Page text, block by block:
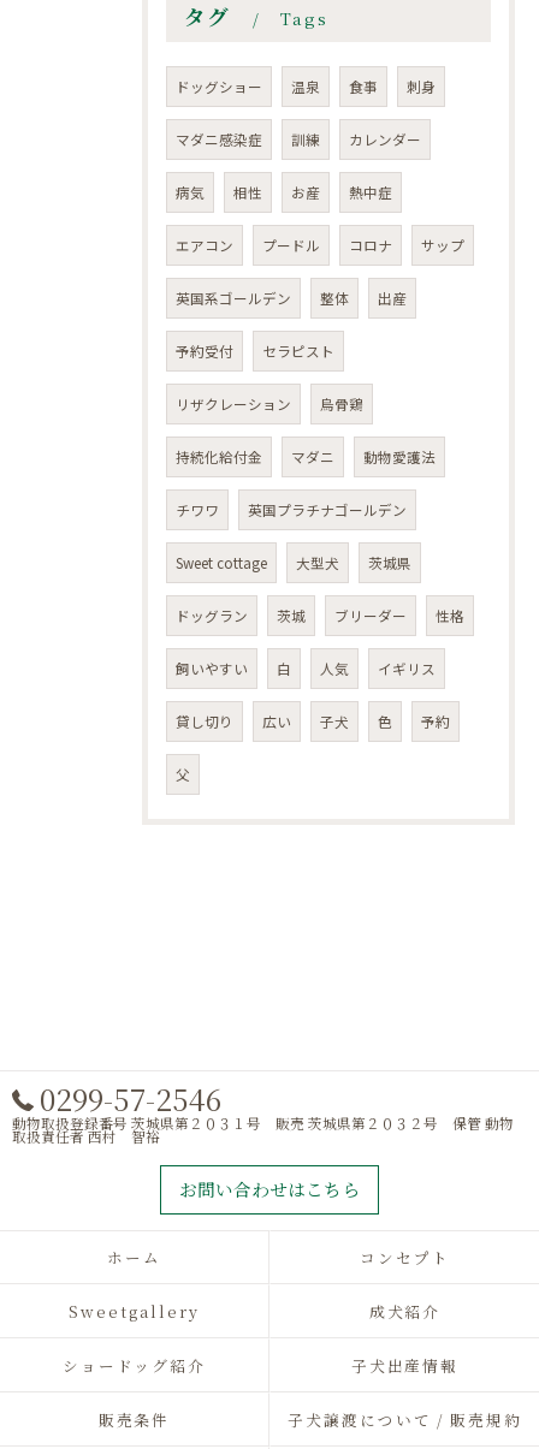
タグ Tags
ドッグショー 温泉 食事 刺身
マダニ感染症 訓練 カレンダー
病気 相性 お産 熱中症
エアコン プードル コロナ サップ
英国系ゴールデン 整体 出産
予約受付 セラピスト
リザクレーション 烏骨鶏
持続化給付金 マダニ 動物愛護法
チワワ 英国プラチナゴールデン
Sweet cottage 大型犬 茨城県
ドッグラン 茨城 ブリーダー 性格
飼いやすい 白 人気 イギリス
貸し切り 広い 子犬 色 予約
父
0299-57-2546
動物取扱登録番号 茨城県第２０３１号 販売 茨城県第２０３２号 保管 動物
取扱責任者 西村 智裕
お問い合わせはこちら
ホーム コンセプト
Sweetgallery 成犬紹介
ショードッグ紹介 子犬出産情報
販売条件 子犬譲渡について / 販売規約